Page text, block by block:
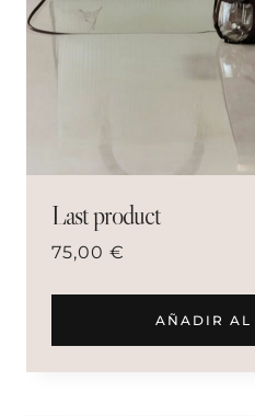
Last product
75,00 €
AÑADIR AL